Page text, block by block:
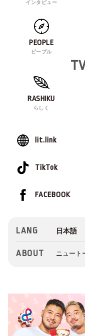
インタビュー
PEOPLE
ピープル
RASHIKU
らしく
lit.link
TikTok
FACEBOOK
LANG
ABOUT ニュート